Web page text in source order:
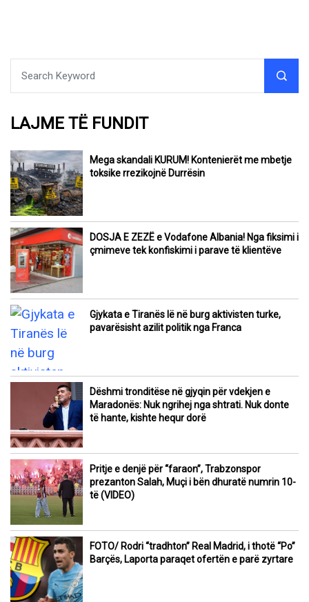
LAJME TË FUNDIT
Mega skandali KURUM! Kontenierët me mbetje
toksike rrezikojnë Durrësin
DOSJA E ZEZË e Vodafone Albania! Nga fiksimi i
çmimeve tek konfiskimi i parave të klientëve
Gjykata e Tiranës lë në burg aktivisten turke,
pavarësisht azilit politik nga Franca
Dëshmi tronditëse në gjyqin për vdekjen e
Maradonës: Nuk ngrihej nga shtrati. Nuk donte
të hante, kishte hequr dorë
Pritje e denjë për “faraon”, Trabzonspor
prezanton Salah, Muçi i bën dhuratë numrin 10-
të (VIDEO)
FOTO/ Rodri “tradhton” Real Madrid, i thotë “Po”
Barçës, Laporta paraqet ofertën e parë zyrtare